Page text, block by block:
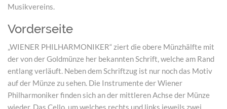
Musikvereins.
Vorderseite
„WIENER PHILHARMONIKER“ ziert die obere Münzhälfte mit
der von der Goldmünze her bekannten Schrift, welche am Rand
entlang verläuft. Neben dem Schriftzug ist nur noch das Motiv
auf der Münze zu sehen. Die Instrumente der Wiener
Philharmoniker finden sich an der mittleren Achse der Münze
wieder. Das Cello, um welches rechts und links jeweils zwei